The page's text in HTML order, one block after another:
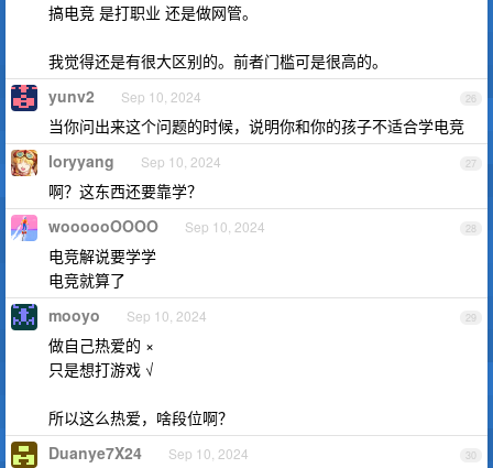
搞电竞 是打职业 还是做网管。
我觉得还是有很大区别的。前者门槛可是很高的。
26
yunv2 Sep 10, 2024
当你问出来这个问题的时候，说明你和你的孩子不适合学电竞
27
loryyang Sep 10, 2024
啊？这东西还要靠学？
28
woooooOOOO Sep 10, 2024
电竞解说要学学
电竞就算了
29
mooyo Sep 10, 2024
做自己热爱的 ×
只是想打游戏 √
所以这么热爱，啥段位啊？
30
Duanye7X24 Sep 10, 2024